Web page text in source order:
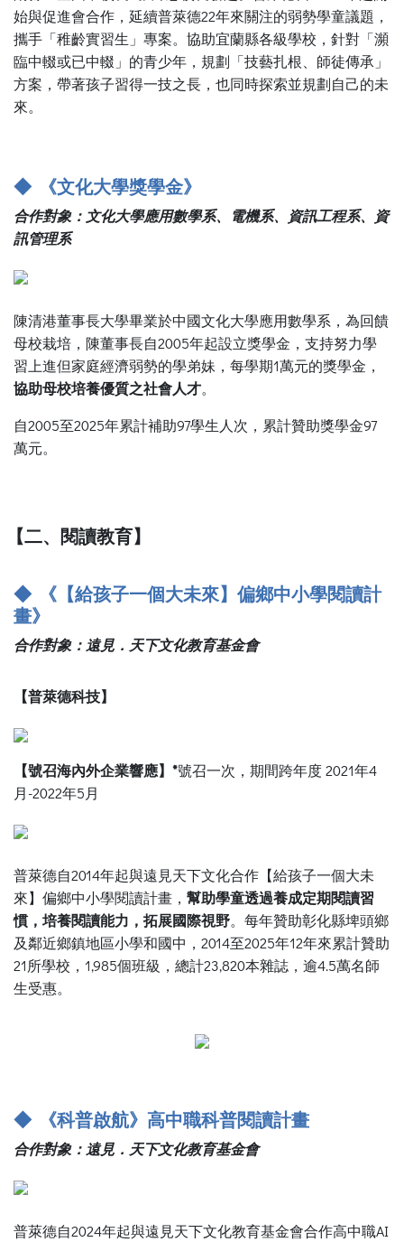
始與促進會合作，延續普萊德22年來關注的弱勢學童議題，
攜手「稚齡實習生」專案。協助宜蘭縣各級學校，針對「瀕
臨中輟或已中輟」的青少年，規劃「技藝扎根、師徒傳承」
方案，帶著孩子習得一技之長，也同時探索並規劃自己的未
來。
◆ 《文化大學獎學金》
合作對象：文化大學應用數學系、電機系、資訊工程系、資
訊管理系
陳清港董事長大學畢業於中國文化大學應用數學系，為回饋
母校栽培，陳董事長自2005年起設立獎學金，支持努力學
習上進但家庭經濟弱勢的學弟妹，每學期1萬元的獎學金，
協助母校培養優質之社會人才。
自2005至2025年累計補助97學生人次，累計贊助獎學金97
萬元。
【二、閱讀教育】
◆ 《【給孩子一個大未來】偏鄉中小學閱讀計
畫》
合作對象：遠見．天下文化教育基金會
【普萊德科技】
【號召海內外企業響應】*號召一次，期間跨年度 2021年4
月-2022年5月
普萊德自2014年起與遠見天下文化合作【給孩子一個大未
來】偏鄉中小學閱讀計畫， 幫助學童透過養成定期閱讀習
慣，培養閱讀能力，拓展國際視野。每年贊助彰化縣埤頭鄉
及鄰近鄉鎮地區小學和國中，2014至2025年12年來累計贊助
21所學校，1,985個班級，總計23,820本雜誌，逾4.5萬名師
生受惠。
◆ 《科普啟航》高中職科普閱讀計畫
合作對象：遠見．天下文化教育基金會
普萊德自2024年起與遠見天下文化教育基金會合作高中職AI